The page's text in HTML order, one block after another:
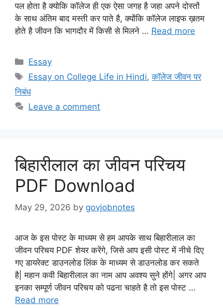
पल होता है क्योकि कॉलेज ही एक ऐसा जगह है जहा अपने दोस्तों
के साथ अंतिम बाद मस्ती कर पाते है, क्योंकि कॉलेज लाइफ ख़तम
होते है जीवन कि भागदौर में किसी से मिलने … Read more
Categories
Essay
Tags
Essay on College Life in Hindi,कॉलेज जीवन पर
निबंध
Leave a comment
बिहारीलाल का जीवन परिचय
PDF Download
May 29, 2026 by govjobnotes
आज के इस पोस्ट के माध्यम से हम आपके साथ बिहारीलाल का
जीवन परिचय PDF शेयर करेंगे, जिसे आप इसी पोस्ट में नीचे दिए
गए डायरेक्ट डाउनलोड लिंक के माध्यम से डाउनलोड कर सकते
है| महान कवी बिहारीलाल का नाम आप अवश्य सुने होंगे| अगर आप
इनका सम्पूर्ण जीवन परिचय को पढना चाहते है तो इस पोस्ट …
Read more